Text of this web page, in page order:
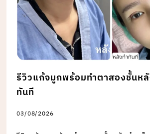
รีวิวแก้จมูกพร้อมทำตาสองชั้นหลั
ทันที
03/08/2026